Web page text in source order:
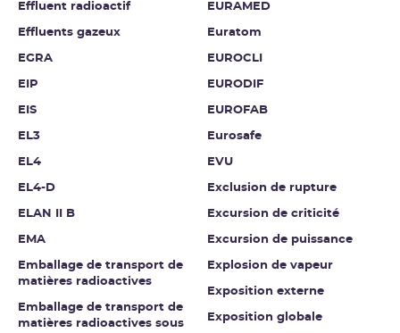
Effluent radioactif
Effluents gazeux
EGRA
EIP
EIS
EL3
EL4
EL4-D
ELAN II B
EMA
Emballage de transport de
matières radioactives
Emballage de transport de
matières radioactives sous
EURAMED
Euratom
EUROCLI
EURODIF
EUROFAB
Eurosafe
EVU
Exclusion de rupture
Excursion de criticité
Excursion de puissance
Explosion de vapeur
Exposition externe
Exposition globale